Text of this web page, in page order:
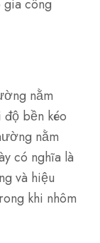
công
nằm
độ bền kéo
nằm
có nghĩa là
và hiệu
khi nhôm